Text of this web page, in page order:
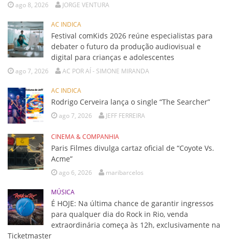
ago 8, 2026 JORGE VENTURA
AC INDICA
Festival comKids 2026 reúne especialistas para
debater o futuro da produção audiovisual e
digital para crianças e adolescentes
ago 7, 2026 AC POR AÍ - SIMONE MIRANDA
AC INDICA
Rodrigo Cerveira lança o single “The Searcher”
ago 7, 2026 JEFF FERREIRA
CINEMA & COMPANHIA
Paris Filmes divulga cartaz oficial de “Coyote Vs.
Acme”
ago 6, 2026 maribarcelos
MÚSICA
É HOJE: Na última chance de garantir ingressos
para qualquer dia do Rock in Rio, venda
extraordinária começa às 12h, exclusivamente na
Ticketmaster